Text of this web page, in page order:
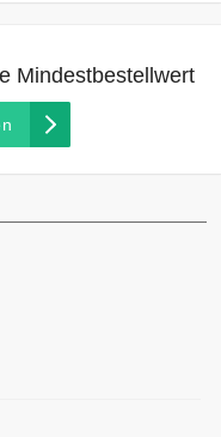
Mindestbestellwert